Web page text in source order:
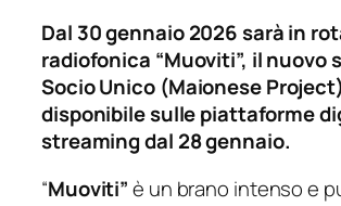
Dal 30 gennaio 2026 sarà in
radiofonica “Muoviti”, il nuovo
Socio Unico (Maionese Project)
disponibile sulle piattaforme
streaming dal 28 gennaio.
“Muoviti”è un brano intenso e